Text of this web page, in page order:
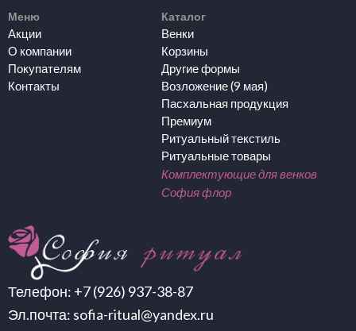
Телефон: +7 (926) 937-38-87
Эл.почта: sofia-ritual@yandex.ru
Меню
Акции
О компании
Покупателям
Контакты
Каталог
Венки
Корзины
Другие формы
Возложение (9 мая)
Пасхальная продукция
Премиум
Ритуальный текстиль
Ритуальные товары
Комплектующие для венков
София флор